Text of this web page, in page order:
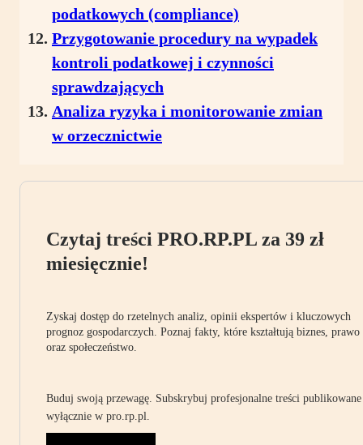
podatkowych (compliance)
Przygotowanie procedury na wypadek
kontroli podatkowej i czynności
sprawdzających
Analiza ryzyka i monitorowanie zmian
w orzecznictwie
Czytaj treści PRO.RP.PL za 39 zł
miesięcznie!
Zyskaj dostęp do rzetelnych analiz, opinii ekspertów i kluczowych
prognoz gospodarczych. Poznaj fakty, które kształtują biznes, prawo
oraz społeczeństwo.
Buduj swoją przewagę. Subskrybuj profesjonalne treści publikowane
wyłącznie w pro.rp.pl.